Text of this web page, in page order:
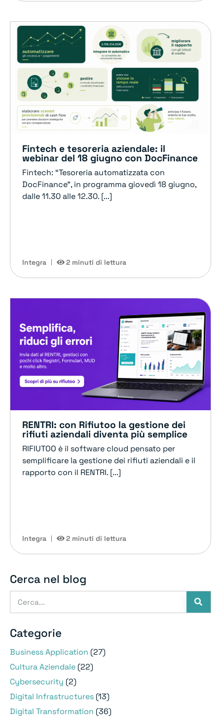
Fintech e tesoreria aziendale: il
webinar del 18 giugno con DocFinance
Fintech: “Tesoreria automatizzata con
DocFinance”, in programma giovedì 18 giugno,
dalle 11.30 alle 12.30. [...]
Integra 2 minuti di lettura
RENTRI: con Rifiutoo la gestione dei
rifiuti aziendali diventa più semplice
RIFIUTOO è il software cloud pensato per
semplificare la gestione dei rifiuti aziendali e il
rapporto con il RENTRI. [...]
Integra 2 minuti di lettura
Cerca nel blog
Categorie
Business Application (27)
Cultura Aziendale (22)
Cybersecurity (2)
Digital Infrastructures (13)
Digital Transformation (36)